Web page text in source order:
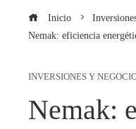
Inicio
Nemak: eficiencia
INVERSIONES Y
Nemak: